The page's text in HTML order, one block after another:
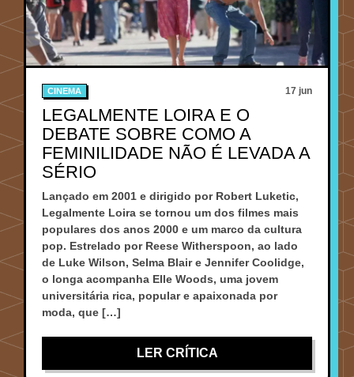
CINEMA 17 jun
LEGALMENTE LOIRA E O
DEBATE SOBRE COMO A
FEMINILIDADE NÃO É LEVADA A
SÉRIO
Lançado em 2001 e dirigido por Robert Luketic,
Legalmente Loira se tornou um dos filmes mais
populares dos anos 2000 e um marco da cultura
pop. Estrelado por Reese Witherspoon, ao lado
de Luke Wilson, Selma Blair e Jennifer Coolidge,
o longa acompanha Elle Woods, uma jovem
universitária rica, popular e apaixonada por
moda, que […]
LER CRÍTICA